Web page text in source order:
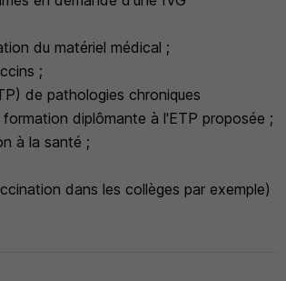
du matériel médical ;
;
de pathologies chroniques
diplômante à l'ETP proposée ;
à la santé ;
dans les collèges par exemple)